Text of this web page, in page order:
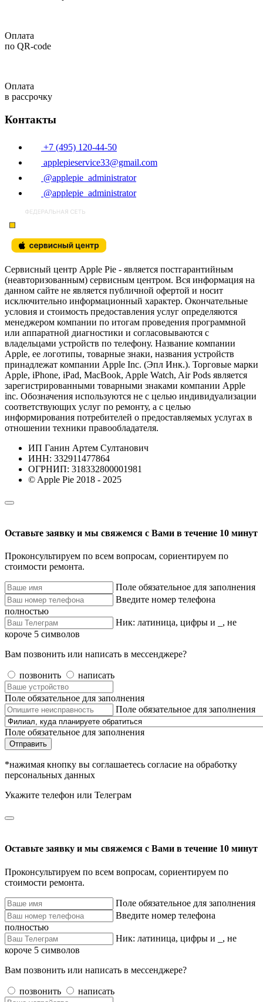
Оплата
по QR-code
Оплата
в рассрочку
Контакты
+7 (495) 120-44-50
applepieservice33@gmail.com
@applepie_administrator
@applepie_administrator
Сервисный центр Apple Pie - является постгарантийным
(неавторизованным) сервисным центром. Вся информация на
данном сайте не является публичной офертой и носит
исключительно информационный характер. Окончательные
условия и стоимость предоставления услуг определяются
менеджером компании по итогам проведения программной
или аппаратной диагностики и согласовываются с
владельцами устройств по телефону. Название компании
Apple, ее логотипы, товарные знаки, названия устройств
принадлежат компании Apple Inc. (Эпл Инк.). Торговые марки
Apple, iPhone, iPad, MacBook, Apple Watch, Air Pods является
зарегистрированными товарными знаками компании Apple
inc. Обозначения используются не с целью индивидуализации
соответствующих услуг по ремонту, а с целью
информирования потребителей о предоставляемых услугах в
отношении техники правообладателя.
ИП Ганин Артем Султанович
ИНН: 332911477864
ОГРНИП: 318332800001981
© Apple Pie 2018 - 2025
Оставьте заявку и мы свяжемся с Вами в течение 10 минут
Проконсультируем по всем вопросам, сориентируем по
стоимости ремонта.
Поле обязательное для заполнения
Введите номер телефона
полностью
Ник: латиница, цифры и _, не
короче 5 символов
Вам позвонить или написать в мессенджере?
позвонить написать
Поле обязательное для заполнения
Поле обязательное для заполнения
Поле обязательное для заполнения
Отправить
*нажимая кнопку вы соглашаетесь согласие на обработку
персональных данных
Укажите телефон или Телеграм
Оставьте заявку и мы свяжемся с Вами в течение 10 минут
Проконсультируем по всем вопросам, сориентируем по
стоимости ремонта.
Поле обязательное для заполнения
Введите номер телефона
полностью
Ник: латиница, цифры и _, не
короче 5 символов
Вам позвонить или написать в мессенджере?
позвонить написать